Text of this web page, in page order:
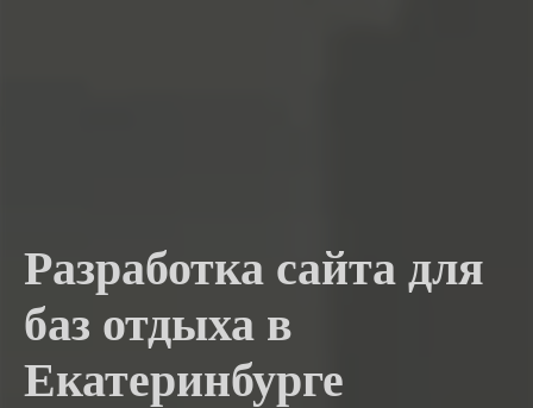
Разработка сайта для
баз отдыха в
Екатеринбурге